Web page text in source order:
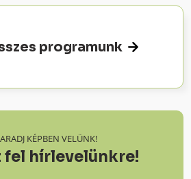
programunk
KÉPBEN VELÜNK!
fel hírlevelünkre!